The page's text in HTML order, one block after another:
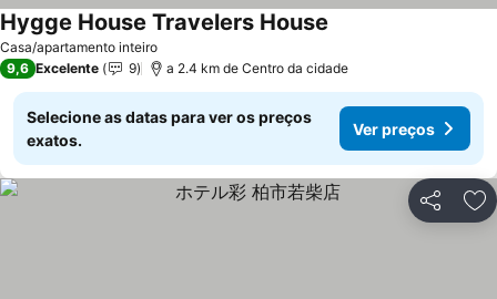
Casa/apartamento inteiro
Hygge House Travelers House
9,6 Excelente 9 a 2.4 km de Centro da cidade
Selecione as datas para ver os preços
exatos.
Ver preços
Partilhar